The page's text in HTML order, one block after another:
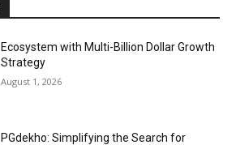
Ecosystem with Multi-Billion Dollar Growth
Strategy
August 1, 2026
PGdekho: Simplifying the Search for